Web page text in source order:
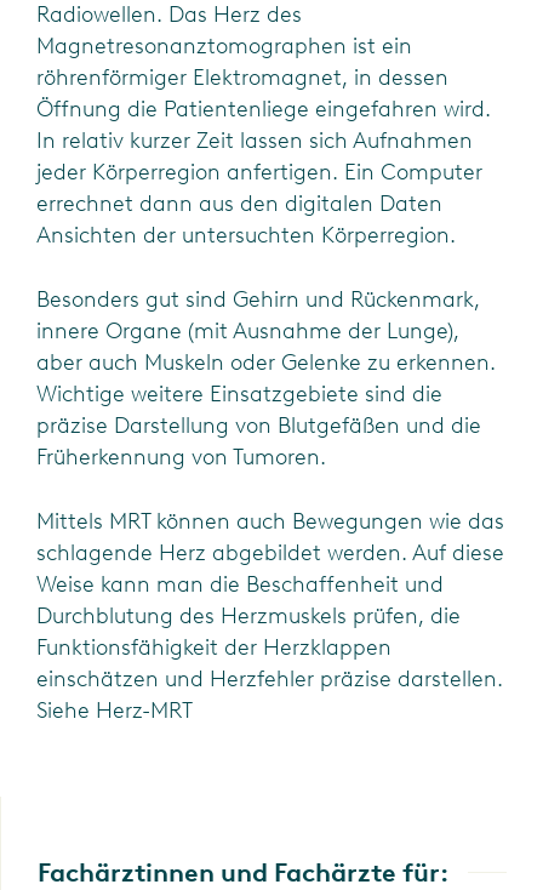
Radiowellen. Das Herz des
Magnetresonanztomographen ist ein
röhrenförmiger Elektromagnet, in dessen
Öffnung die Patientenliege eingefahren wird.
In relativ kurzer Zeit lassen sich Aufnahmen
jeder Körperregion anfertigen. Ein Computer
errechnet dann aus den digitalen Daten
Ansichten der untersuchten Körperregion.
Besonders gut sind Gehirn und Rückenmark,
innere Organe (mit Ausnahme der Lunge),
aber auch Muskeln oder Gelenke zu erkennen.
Wichtige weitere Einsatzgebiete sind die
präzise Darstellung von Blutgefäßen und die
Früherkennung von Tumoren.
Mittels MRT können auch Bewegungen wie das
schlagende Herz abgebildet werden. Auf diese
Weise kann man die Beschaffenheit und
Durchblutung des Herzmuskels prüfen, die
Funktionsfähigkeit der Herzklappen
einschätzen und Herzfehler präzise darstellen.
Siehe Herz-MRT
Fachärztinnen und Fachärzte für: